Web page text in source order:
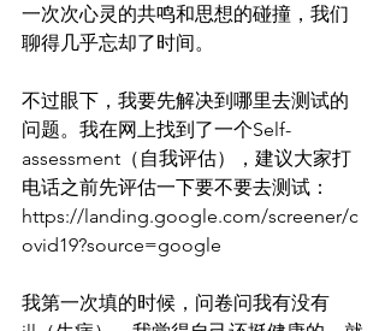
一次次心灵的共鸣和思想的碰撞，我们
聊得几乎忘却了时间。
不过眼下，我要先解决到哪里去测试的
问题。我在网上找到了一个Self-
assessment（自我评估），建议大家打
电话之前先评估一下要不要去测试：
https://landing.google.com/screener/c
ovid19?source=google
我第一次填的时候，问卷问我有没有